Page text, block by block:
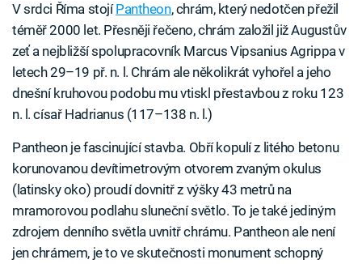
V srdci Říma stojíPantheon, chrám, který nedotčen přežil
téměř 2000 let. Přesněji řečeno, chrám založil již Augustův
zeť a nejbližší spolupracovník Marcus Vipsanius Agrippa v
letech 29–19 př. n. l. Chrám ale několikrát vyhořel a jeho
dnešní kruhovou podobu mu vtiskl přestavbou z roku 123
n. l. císař Hadrianus (117–138 n. l.)
Pantheon je fascinující stavba. Obří kopulí z litého betonu
korunovanou devítimetrovým otvorem zvaným okulus
(latinsky oko) proudí dovnitř z výšky 43 metrů na
mramorovou podlahu sluneční světlo. To je také jediným
zdrojem denního světla uvnitř chrámu. Pantheon ale není
jen chrámem, je to ve skutečnosti monument schopný